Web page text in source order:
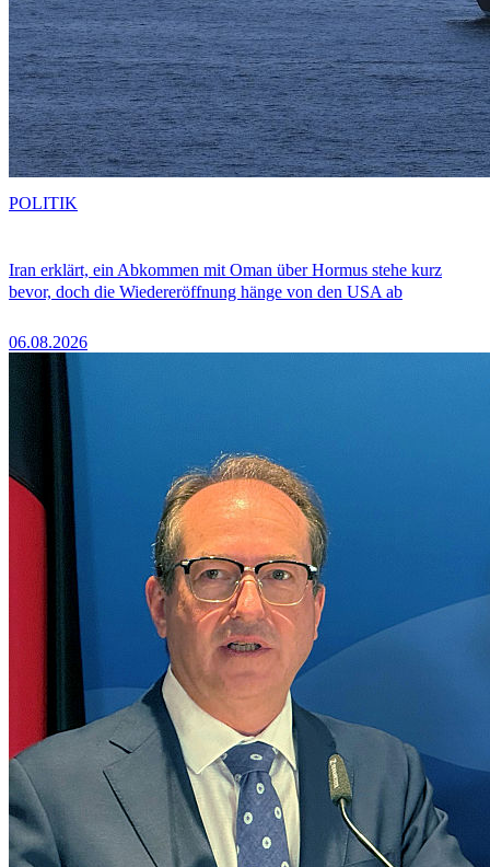
Iran erklärt, ein Abkommen mit Oman über Hormus stehe kurz
bevor, doch die Wiedereröffnung hänge von den USA ab
06.08.2026
POLITIK